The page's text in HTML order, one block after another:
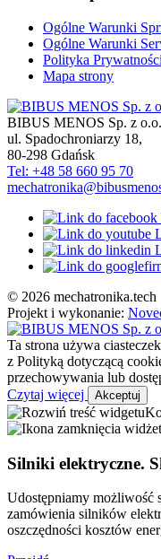
Ogólne Warunki
Ogólne Warunki
Polityka Prywatności
Mapa strony
BIBUS MENOS Sp. z o.o.
ul. Spadochroniarzy 18,
80-298 Gdańsk
Tel: +48 58 660 95 70
© 2026 mechatronika.tech
Projekt i wykonanie:
Ta strona używa
z Polityką dotyczącą
przechowywania lub
Czytaj więcej
Akceptuj
Silniki elektryczne.
Udostępniamy możliwość
zamówienia silników
oszczędności kosztów